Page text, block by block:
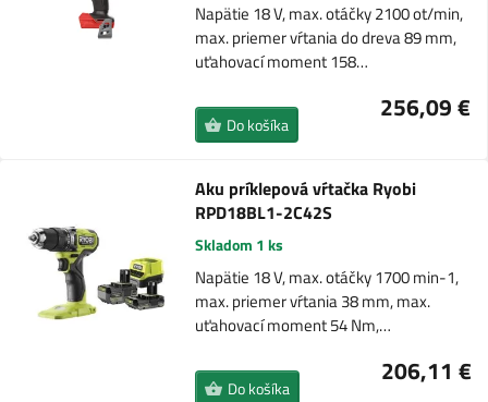
Napätie 18 V, max. otáčky 2100 ot/min,
max. priemer vŕtania do dreva 89 mm,
uťahovací moment 158…
256,09 €
Do košíka
Aku príklepová vŕtačka Ryobi
RPD18BL1-2C42S
Skladom 1 ks
Napätie 18 V, max. otáčky 1700 min-1,
max. priemer vŕtania 38 mm, max.
uťahovací moment 54 Nm,…
206,11 €
Do košíka